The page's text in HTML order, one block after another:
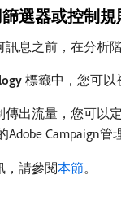
選器或控制規
息之前，在分析
標籤中，您可以
出流量，您可以
Campaign管
，請參閱本節。